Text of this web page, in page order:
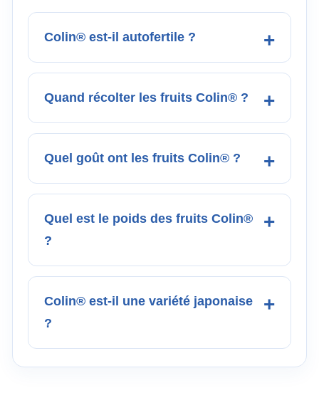
Colin® est-il autofertile ?
Quand récolter les fruits Colin® ?
Quel goût ont les fruits Colin® ?
Quel est le poids des fruits Colin®
?
Colin® est-il une variété japonaise
?